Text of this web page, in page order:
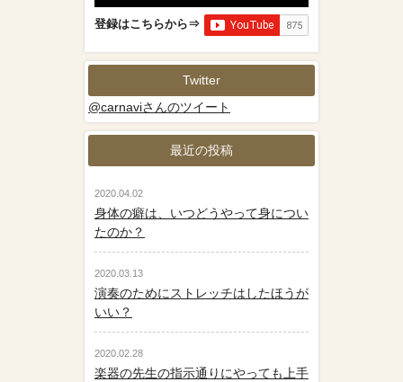
登録はこちらから⇒
Twitter
@carnaviさんのツイート
最近の投稿
2020.04.02
身体の癖は、いつどうやって身につい
たのか？
2020.03.13
演奏のためにストレッチはしたほうが
いい？
2020.02.28
楽器の先生の指示通りにやっても上手